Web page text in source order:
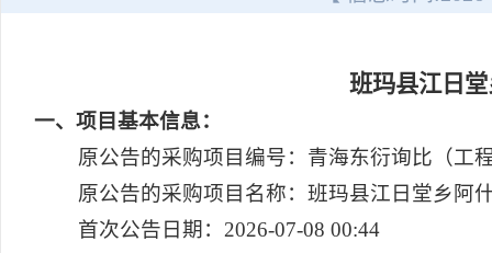
班玛县江日
一、项目基本信息：
原公告的采购项目编号：青海东衍询比（工
原公告的采购项目名称：班玛县江日堂乡阿
首次公告日期：2026-07-08 00:44